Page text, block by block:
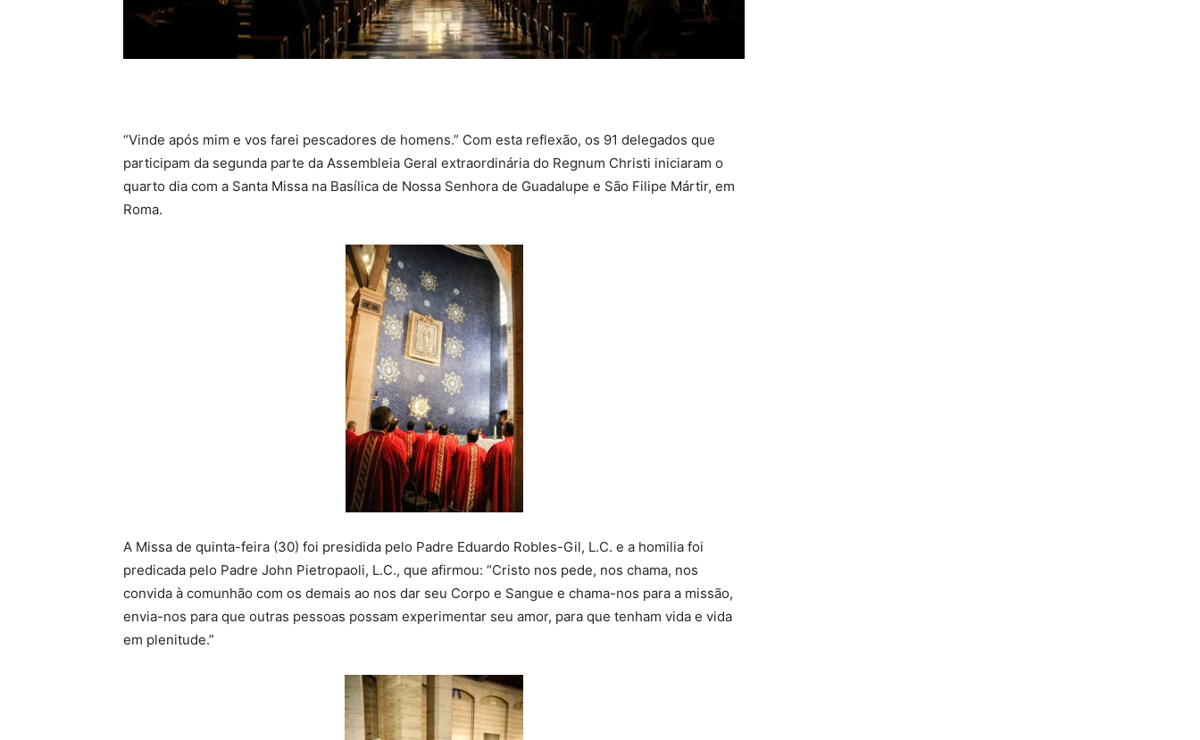
“Vinde após mim e vos farei pescadores de homens.” Com esta reflexão, os 91 delegados que
participam da segunda parte da Assembleia Geral extraordinária do Regnum Christi iniciaram o
quarto dia com a Santa Missa na Basílica de Nossa Senhora de Guadalupe e São Filipe Mártir, em
Roma.
A Missa de quinta-feira (30) foi presidida pelo Padre Eduardo Robles-Gil, L.C. e a homilia foi
predicada pelo Padre John Pietropaoli, L.C., que afirmou: “Cristo nos pede, nos chama, nos
convida à comunhão com os demais ao nos dar seu Corpo e Sangue e chama-nos para a missão,
envia-nos para que outras pessoas possam experimentar seu amor, para que tenham vida e vida
em plenitude.”